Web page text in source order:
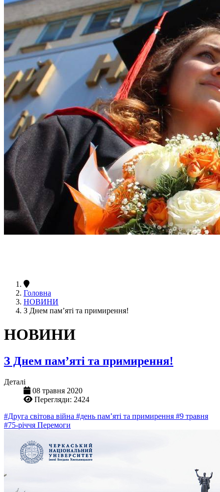
Головна
НОВИНИ
З Днем пам’яті та примирення!
НОВИНИ
З Днем пам’яті та примирення!
Деталі
08 травня 2020
Перегляди: 2424
#Друга світова війна #день пам’яті та примирення #9 травня
#75-річчя Перемоги